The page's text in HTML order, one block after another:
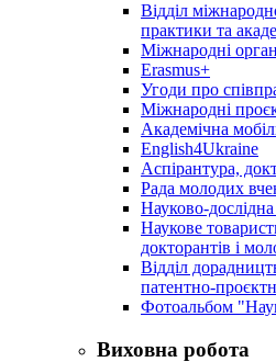
Відділ
практики та
Міжнародні
Erasmus+
Угоди про
Міжнародні
Академічна
English4Ukraine
Аспірантура,
Рада молодих
Науково-
Наукове
докторантів і
Відділ
патентно-
Фотоальбом
Виховна робота